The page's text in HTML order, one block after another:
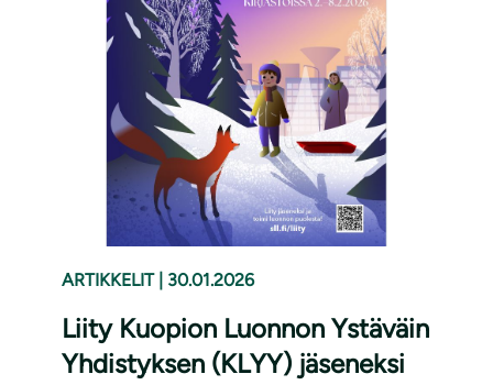
ARTIKKELIT 30.01.2026
Liity Kuopion Luonnon Ystäväin
Yhdistyksen (KLYY) jäseneksi